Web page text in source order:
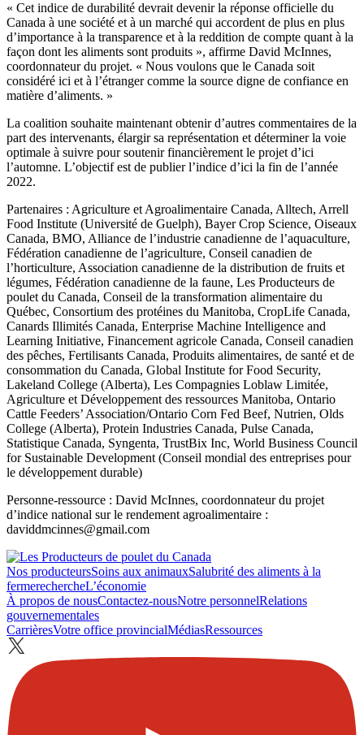
« Cet indice de durabilité devrait devenir la réponse officielle du
Canada à une société et à un marché qui accordent de plus en plus
d’importance à la transparence et à la reddition de compte quant à la
façon dont les aliments sont produits », affirme David McInnes,
coordonnateur du projet. « Nous voulons que le Canada soit
considéré ici et à l’étranger comme la source digne de confiance en
matière d’aliments. »
La coalition souhaite maintenant obtenir d’autres commentaires de la
part des intervenants, élargir sa représentation et déterminer la voie
optimale à suivre pour soutenir financièrement le projet d’ici
l’automne. L’objectif est de publier l’indice d’ici la fin de l’année
2022.
Partenaires : Agriculture et Agroalimentaire Canada, Alltech, Arrell
Food Institute (Université de Guelph), Bayer Crop Science, Oiseaux
Canada, BMO, Alliance de l’industrie canadienne de l’aquaculture,
Fédération canadienne de l’agriculture, Conseil canadien de
l’horticulture, Association canadienne de la distribution de fruits et
légumes, Fédération canadienne de la faune, Les Producteurs de
poulet du Canada, Conseil de la transformation alimentaire du
Québec, Consortium des protéines du Manitoba, CropLife Canada,
Canards Illimités Canada, Enterprise Machine Intelligence and
Learning Initiative, Financement agricole Canada, Conseil canadien
des pêches, Fertilisants Canada, Produits alimentaires, de santé et de
consommation du Canada, Global Institute for Food Security,
Lakeland College (Alberta), Les Compagnies Loblaw Limitée,
Agriculture et Développement des ressources Manitoba, Ontario
Cattle Feeders’ Association/Ontario Corn Fed Beef, Nutrien, Olds
College (Alberta), Protein Industries Canada, Pulse Canada,
Statistique Canada, Syngenta, TrustBix Inc, World Business Council
for Sustainable Development (Conseil mondial des entreprises pour
le développement durable)
Personne‑ressource : David McInnes, coordonnateur du projet
d’indice national sur le rendement agroalimentaire :
daviddmcinnes@gmail.com
Nos producteursSoins aux animauxSalubrité des aliments à la
fermerechercheL’économie
À propos de nousContactez-nousNotre personnelRelations
gouvernementales
CarrièresVotre office provincialMédiasRessources